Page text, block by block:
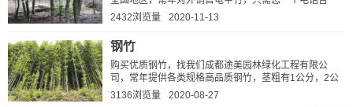
询，价格更比同行低，当天确定，当天装车发货，无中
2432浏览量 2020-11-13
钢竹
购买优质钢竹，找我们成都途美园林绿化工程有限公
司，常年提供各类规格高品质钢竹，茎粗有1公分，2公
分，3公分，4公分等，高度有3~25米不等，价格低质量
3136浏览量 2020-08-27